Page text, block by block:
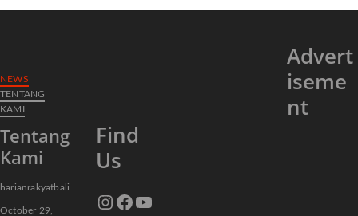
NEWS
TENTANG
KAMI
Tentang
Kami
harianrakyatbali
October 29,
Find
Us
Instagram
Facebook
YouTube
Advert
iseme
nt